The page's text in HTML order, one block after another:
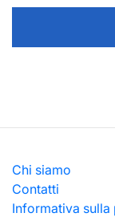
Chi siamo
Contatti
Informativa